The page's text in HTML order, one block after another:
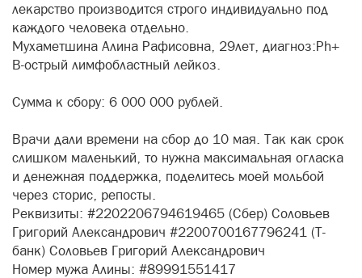
лекарство производится строго индивидуально под
каждого человека отдельно.
Мухаметшина Алина Рафисовна, 29лет, диагноз:Ph+
В-острый лимфобластный лейкоз.
Сумма к сбору: 6 000 000 рублей.
Врачи дали времени на сбор до 10 мая. Так как срок
слишком маленький, то нужна максимальная огласка
и денежная поддержка, поделитесь моей мольбой
через сторис, репосты.
Реквизиты: #2202206794619465 (Сбер) Соловьев
Григорий Александрович #2200700167796241 (Т-
банк) Соловьев Григорий Александрович
Номер мужа Алины: #89991551417